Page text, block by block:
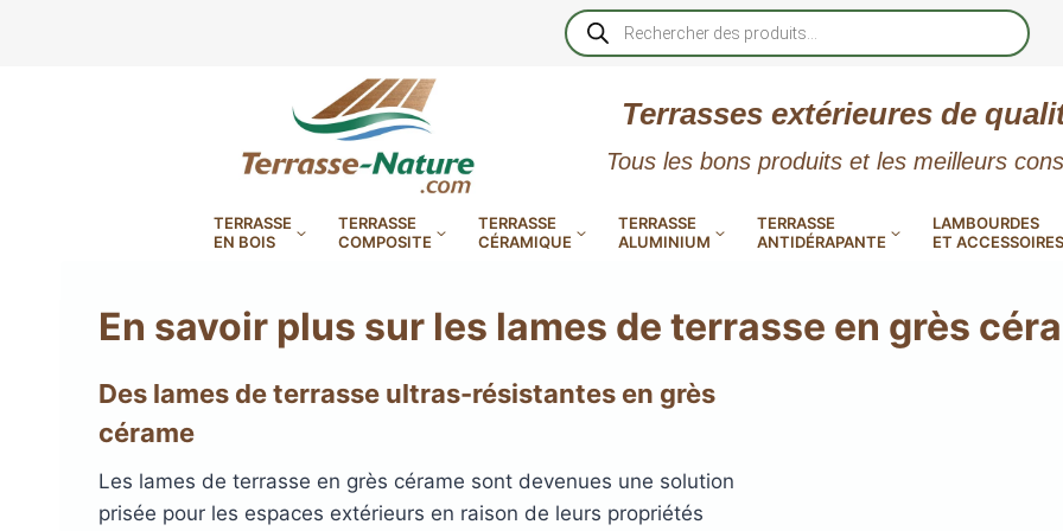
Recherche
de
produits
Terrasses extérieures de
Tous les bons produits et les meilleurs
TERRASSE
EN BOIS
LAMES DE TERRASSE
EN BOIS EXOTIQUE
TERRASSE
COMPOSITE
LAMES DE TERRASSE EN
BOIS COMPOSITE TIMBERTECH
TERRASSE
CÉRAMIQUE
LAMES DE TERRASSE
DURA EN CERAMIQUE
TERRASSE
ALUMINIUM
TERRASSE
ANTIDÉRAPANTE
BANDES ANTIDÉRAPANTES
POUR TERRASSE EN BOIS
LAMBOURDES
ET ACCESSOIRES
LAMBOURDES, VIS
LAMES DE BARDAGE
XTRACLAD À CLAIRE VOIE
LAMES DE BARDAGE
XTRACLAD « CLIN »
En savoir plus sur les lames de terrasse en grès
Des lames de terrasse ultras-résistantes en grès
cérame
Les lames de terrasse en grès cérame sont devenues une solution
prisée pour les espaces extérieurs en raison de leurs propriétés